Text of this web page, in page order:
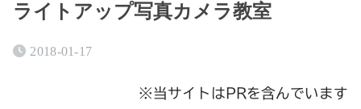
ライトアップ写真カメラ教室
2018-01-17
※当サイトはPRを含んでいます